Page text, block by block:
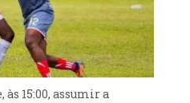
às 15:00, assumir a